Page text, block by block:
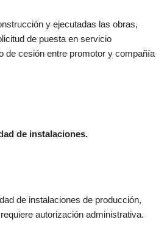
y ejecutadas las obras,
de puesta en servicio
de cesión entre promotor y compañía
de instalaciones.
de instalaciones de producción,
autorización administrativa.